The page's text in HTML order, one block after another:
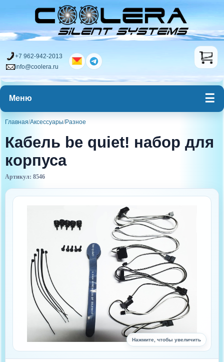
+7 962-942-2013
info@coolera.ru
Меню
Главная/Аксессуары/Разное
Кабель be quiet! набор для
корпуса
Артикул: 8546
Нажмите, чтобы увеличить